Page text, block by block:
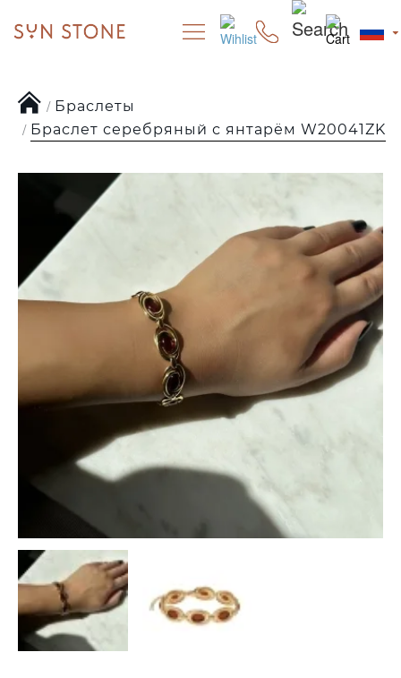
Браслеты
Браслет серебряный с янтарём W20041ZK